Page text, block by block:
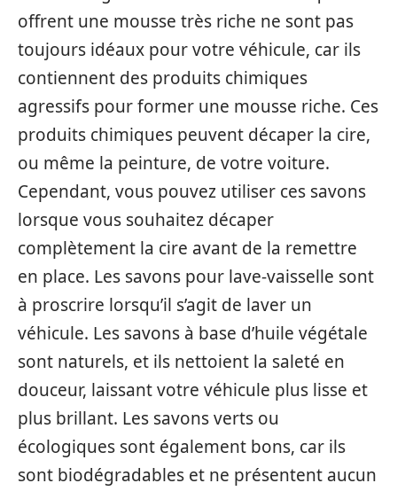
offrent une mousse très riche ne sont pas
toujours idéaux pour votre véhicule, car ils
contiennent des produits chimiques
agressifs pour former une mousse riche. Ces
produits chimiques peuvent décaper la cire,
ou même la peinture, de votre voiture.
Cependant, vous pouvez utiliser ces savons
lorsque vous souhaitez décaper
complètement la cire avant de la remettre
en place. Les savons pour lave-vaisselle sont
à proscrire lorsqu’il s’agit de laver un
véhicule. Les savons à base d’huile végétale
sont naturels, et ils nettoient la saleté en
douceur, laissant votre véhicule plus lisse et
plus brillant. Les savons verts ou
écologiques sont également bons, car ils
sont biodégradables et ne présentent aucun